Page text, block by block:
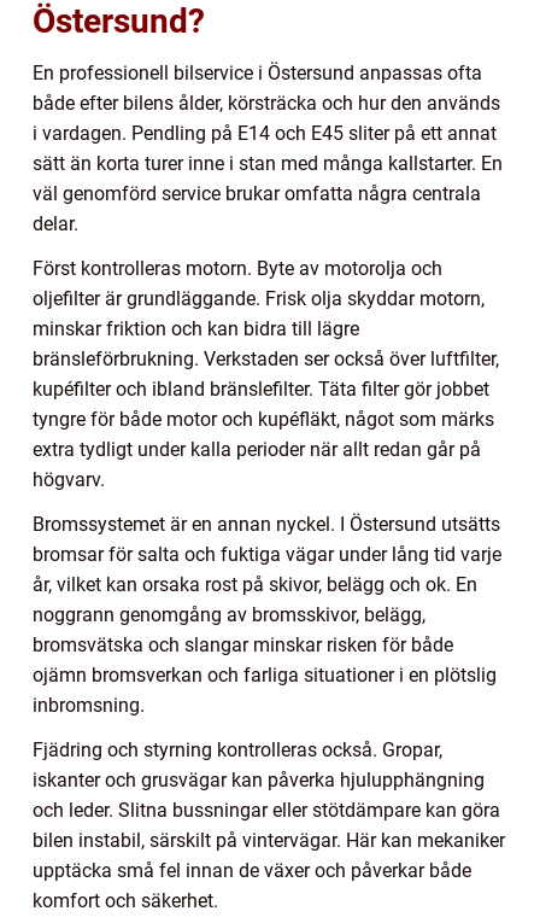
Östersund?
En professionell bilservice i Östersund anpassas ofta
både efter bilens ålder, körsträcka och hur den används
i vardagen. Pendling på E14 och E45 sliter på ett annat
sätt än korta turer inne i stan med många kallstarter. En
väl genomförd service brukar omfatta några centrala
delar.
Först kontrolleras motorn. Byte av motorolja och
oljefilter är grundläggande. Frisk olja skyddar motorn,
minskar friktion och kan bidra till lägre
bränsleförbrukning. Verkstaden ser också över luftfilter,
kupéfilter och ibland bränslefilter. Täta filter gör jobbet
tyngre för både motor och kupéfläkt, något som märks
extra tydligt under kalla perioder när allt redan går på
högvarv.
Bromssystemet är en annan nyckel. I Östersund utsätts
bromsar för salta och fuktiga vägar under lång tid varje
år, vilket kan orsaka rost på skivor, belägg och ok. En
noggrann genomgång av bromsskivor, belägg,
bromsvätska och slangar minskar risken för både
ojämn bromsverkan och farliga situationer i en plötslig
inbromsning.
Fjädring och styrning kontrolleras också. Gropar,
iskanter och grusvägar kan påverka hjulupphängning
och leder. Slitna bussningar eller stötdämpare kan göra
bilen instabil, särskilt på vintervägar. Här kan mekaniker
upptäcka små fel innan de växer och påverkar både
komfort och säkerhet.